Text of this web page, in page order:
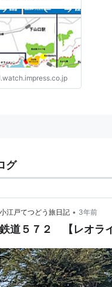
は「多摩湖駅」
グ
小江戸てつどう旅日記 • 3年前
鉄道５７２ 【レオラ